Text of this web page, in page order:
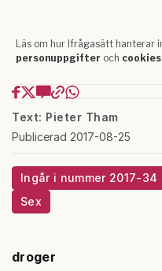
Text: Pieter Tham
Publicerad 2017-08-25
Ingår i nummer 2017-34
Sex
droger